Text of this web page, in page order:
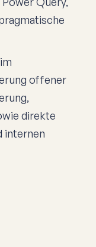
offener
direkte
internen